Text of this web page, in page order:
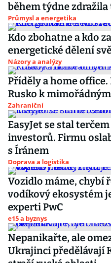
během týdne
Průmysl a energetika
Kdo zbohatne a kdo
energetické dělení
Názory a analýzy
Příděly a home
Rusko k
Zahraniční
EasyJet se stal
investorů. Firmu
s Íránem
Doprava a logistika
Vozidlo máme, chybí
vodíkový ekosystém
experti PwC
e15 a byznys
Nepanikařte, ale
Ukrajinci předělávají